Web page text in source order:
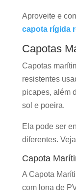
Aproveite e
capota rígida
Capotas
Capotas
resistentes
picapes, além
sol e poeira.
Ela pode ser
diferentes.
Capota
A Capota
com lona de